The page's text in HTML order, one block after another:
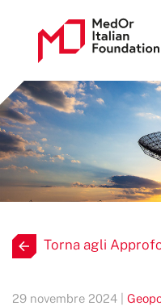
Torna agli
29 novembre 2024 |